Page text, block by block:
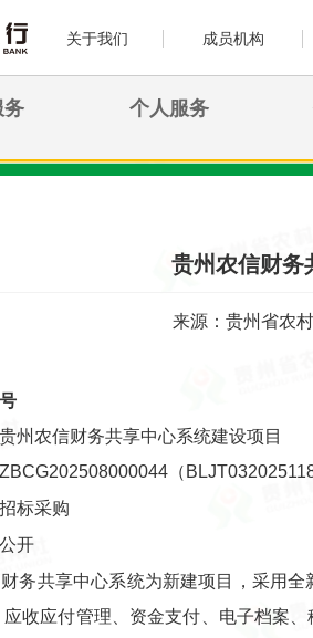
关于我们 成员机构
务 个人服务
贵州农信财务
来源：贵州省农
州农信财务共享中心系统建设项目
（BLJT032025118
标采购
开
财务共享中心系统为新建项目，采用
收应付管理、资金支付、电子档案